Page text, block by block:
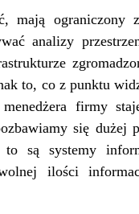
mają ograniczony
analizy
to, co z punktu
firmy
się dużej
to są systemy
ilości